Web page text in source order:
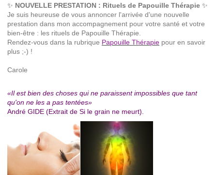
✨ NOUVELLE PRESTATION : Rituels de Papouille Thérapie ✨
Je suis heureuse de vous annoncer l'arrivée d'une nouvelle
prestation dans mon accompagnement pour votre santé et votre
bien-être : les rituels de Papouille Thérapie.
Rendez-vous dans la rubrique Papouille Thérapie pour en savoir
plus ;-) !
Carole
«Il est bien des choses qui ne paraissent impossibles que tant
qu'on ne les a pas tentées»
André GIDE (Extrait de Si le grain ne meurt).